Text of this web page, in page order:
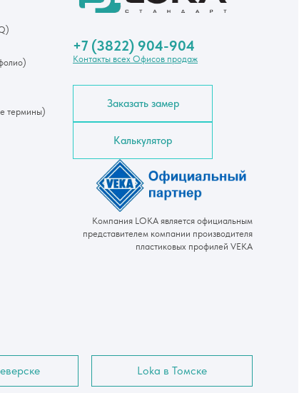
термины)
+7 (3822) 904-904
Контакты всех Офисов продаж
Заказать замер
Калькулятор
Компания LOKA является официальным
представителем компании производителя
пластиковых профилей VEKA
Loka в Томске